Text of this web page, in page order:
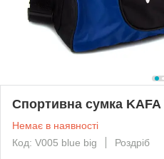
Спортивна сумка
Немає в наявності
Код: V005 blue big
Роздріб